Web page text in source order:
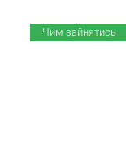
Чим зайнятись